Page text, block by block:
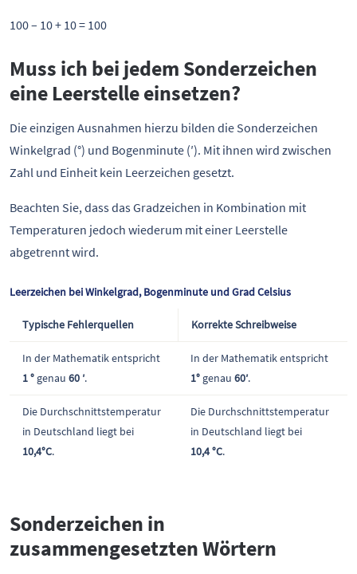
100 – 10 + 10 = 100
Muss ich bei jedem Sonderzeichen
eine Leerstelle einsetzen?
Die einzigen Ausnahmen hierzu bilden die Sonderzeichen
Winkelgrad (°) und Bogenminute (′). Mit ihnen wird zwischen
Zahl und Einheit kein Leerzeichen gesetzt.
Beachten Sie, dass das Gradzeichen in Kombination mit
Temperaturen jedoch wiederum mit einer Leerstelle
abgetrennt wird.
Leerzeichen bei Winkelgrad, Bogenminute und Grad Celsius
Typische Fehlerquellen Korrekte Schreibweise
In der Mathematik entspricht
1 ° genau 60 ′.
In der Mathematik entspricht
1° genau 60′.
Die Durchschnittstemperatur
in Deutschland liegt bei
10,4°C.
Die Durchschnittstemperatur
in Deutschland liegt bei
10,4 °C.
Sonderzeichen in
zusammengesetzten Wörtern